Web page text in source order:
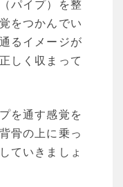
パイプ）を整
をつかんでい
るイメージが
しく収まって
を通す感覚を
骨の上に乗っ
ていきましょ